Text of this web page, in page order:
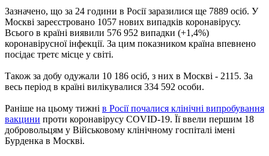
Зазначено, що за 24 години в Росії заразилися ще 7889 осіб. У
Москві зареєстровано 1057 нових випадків коронавірусу.
Всього в країні виявили 576 952 випадки (+1,4%)
коронавірусної інфекції. За цим показником країна впевнено
посідає третє місце у світі.
Також за добу одужали 10 186 осіб, з них в Москві - 2115. За
весь період в країні вилікувалися 334 592 особи.
Раніше на цьому тижні в Росії почалися клінічні випробування
вакцини проти коронавірусу COVID-19. Її ввели першим 18
добровольцям у Військовому клінічному госпіталі імені
Бурденка в Москві.